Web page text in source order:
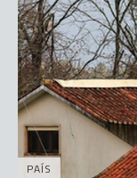
PAÍS